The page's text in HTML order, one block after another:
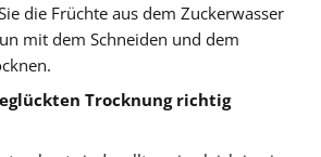
die Früchte aus dem Zuckerwasser
mit dem Schneiden und dem
Trocknung richtig